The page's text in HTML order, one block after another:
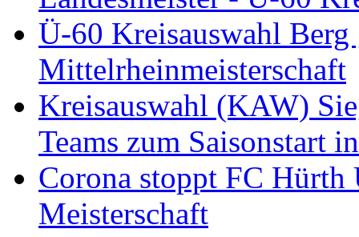
Ü-60 Kreisauswahl
Mittelrheinmeisterschaft
Kreisauswahl (KAW)
Teams zum Saisonstart
Corona stoppt FC Hürth
Meisterschaft